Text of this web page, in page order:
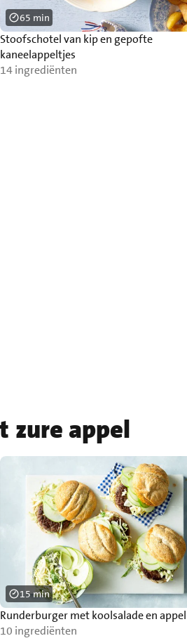
Stoofschotel van kip en gepofte
kaneelappeltjes
14 ingrediënten
65 min
zure appel
Runderburger met koolsalade en appel
10 ingrediënten
15 min